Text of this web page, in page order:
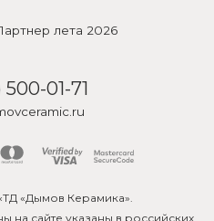
лета 2026
500-01-71
«Дымов Керамика».
на сайте указаны в российских